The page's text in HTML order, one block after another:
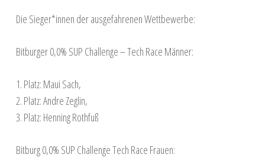
Die Sieger*innen der ausgefahrenen Wettbewerbe:
Bitburger 0,0% SUP Challenge – Tech Race Männer:
1. Platz: Maui Sach,
2. Platz: Andre Zeglin,
3. Platz: Henning Rothfuß
Bitburg 0,0% SUP Challenge Tech Race Frauen: